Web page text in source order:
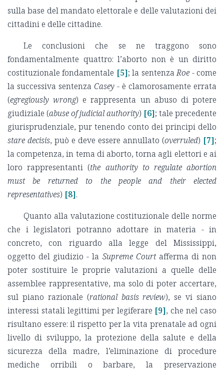
sulla base del mandato elettorale e delle valutazioni dei
cittadini e delle cittadine.
Le conclusioni che se ne traggono sono
fondamentalmente quattro: l’aborto non è un diritto
costituzionale fondamentale [5]; la sentenzaRoe - come
la successiva sentenza Casey - è clamorosamente errata
(egregiously wrong) e rappresenta un abuso di potere
giudiziale (abuse of judicial authority) [6]; tale precedente
giurisprudenziale, pur tenendo conto dei principi dello
stare decisis, può e deve essere annullato (overruled) [7];
la competenza, in tema di aborto, torna agli elettori e ai
loro rappresentanti (the authority to regulate abortion
must be returned to the people and their elected
representatives) [8].
Quanto alla valutazione costituzionale delle norme
che i legislatori potranno adottare in materia - in
concreto, con riguardo alla legge del Mississippi,
oggetto del giudizio - la Supreme Courtafferma di non
poter sostituire le proprie valutazioni a quelle delle
assemblee rappresentative, ma solo di poter accertare,
sul piano razionale (rational basis review), se vi siano
interessi statali legittimi per legiferare [9], che nel caso
risultano essere: il rispetto per la vita prenatale ad ogni
livello di sviluppo, la protezione della salute e della
sicurezza della madre, l’eliminazione di procedure
mediche orribili o barbare, la preservazione